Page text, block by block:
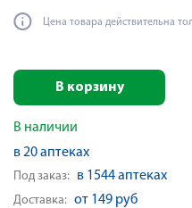
Цена товара действительна
В корзину
В наличии
в 20 аптеках
Под заказ: в 1544 аптеках
Доставка: от 149 руб